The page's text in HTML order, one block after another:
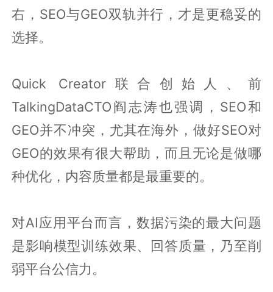
右，SEO与GEO双轨并行，才是更稳妥的
选择。
Quick Creator联合创始人、前
TalkingDataCTO阎志涛也强调，SEO和
GEO并不冲突，尤其在海外，做好SEO对
GEO的效果有很大帮助，而且无论是做哪
种优化，内容质量都是最重要的。
对AI应用平台而言，数据污染的最大问题
是影响模型训练效果、回答质量，乃至削
弱平台公信力。